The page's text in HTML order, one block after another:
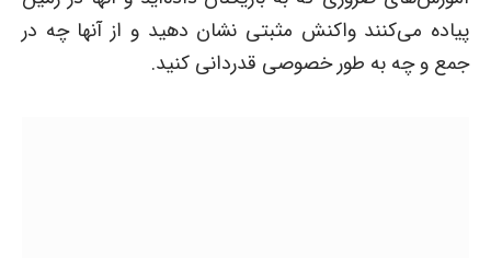
پیاده می‌کنند واکنش مثبتی نشان دهید و از آنها چه در
جمع و چه به طور خصوصی قدردانی کنید.